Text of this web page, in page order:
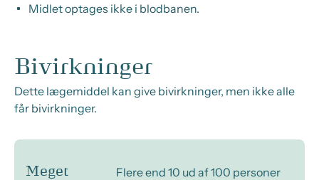
Midlet optages ikke i blodbanen.
Bivirkninger
Dette lægemiddel kan give bivirkninger, men ikke alle
får bivirkninger.
Meget
Flere end 10 ud af 100 personer